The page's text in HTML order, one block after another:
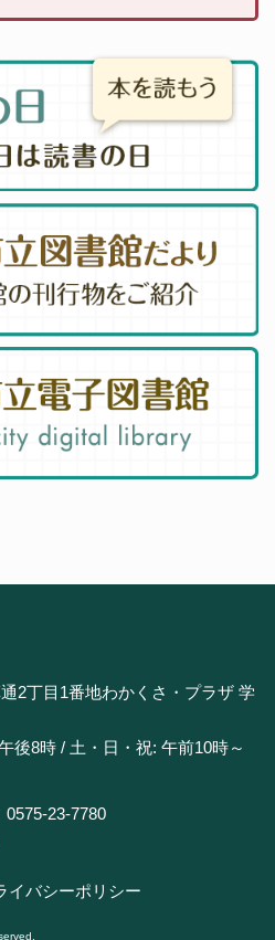
2丁目1番地わかくさ・プラザ 学
後8時 / 土・日・祝: 午前10時～
0575-23-7780
イバシーポリシー